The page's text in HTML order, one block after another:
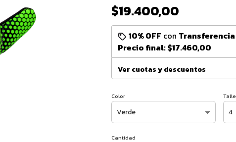
$19.400,00
10% OFF con Transferencia
Precio final:$17.460,00
Ver cuotas y descuentos
Color Talle
Cantidad